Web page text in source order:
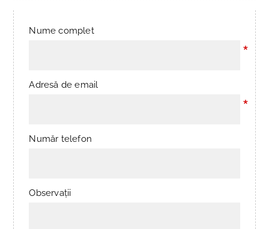
Nume complet
*
Adresă de email
*
Număr telefon
Observații